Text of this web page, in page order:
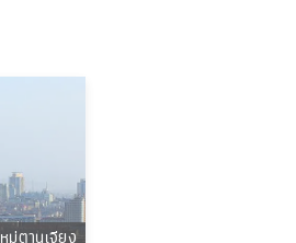
หมู่ตานเจียง